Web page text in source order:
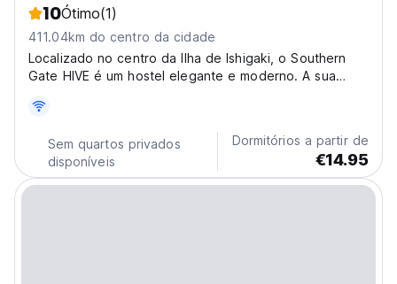
10Ótimo(1)
411.04km do centro da cidade
Localizado no centro da Ilha de Ishigaki, o Southern
Gate HIVE é um hostel elegante e moderno. A sua
acesso às praias! (Auto-translated from original
Sem quartos privados
disponíveis
Dormitórios a partir de
€14.95